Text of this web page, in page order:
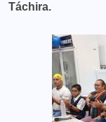
Táchira.